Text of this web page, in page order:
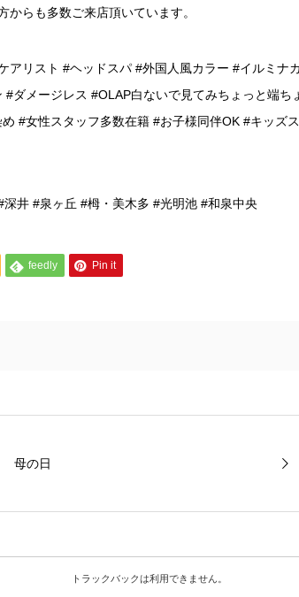
らも多数ご来店頂いています。
リスト #ヘッドスパ #外国人風カラー #イルミナ
ダメージレス #OLAP白ないで見てみちょっと端ち
#女性スタッフ多数在籍 #お子様同伴OK #キッズ
井 #泉ヶ丘 #栂・美木多 #光明池 #和泉中央
feedly Pin it
母の日
トラックバックは利用できません。